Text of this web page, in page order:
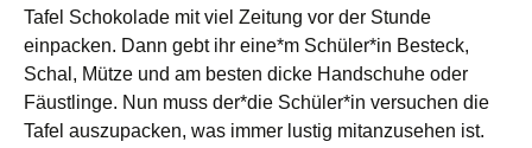
Tafel Schokolade mit viel Zeitung vor der Stunde
einpacken. Dann gebt ihr eine*m Schüler*in Besteck,
Schal, Mütze und am besten dicke Handschuhe oder
Fäustlinge. Nun muss der*die Schüler*in versuchen die
Tafel auszupacken, was immer lustig mitanzusehen ist.